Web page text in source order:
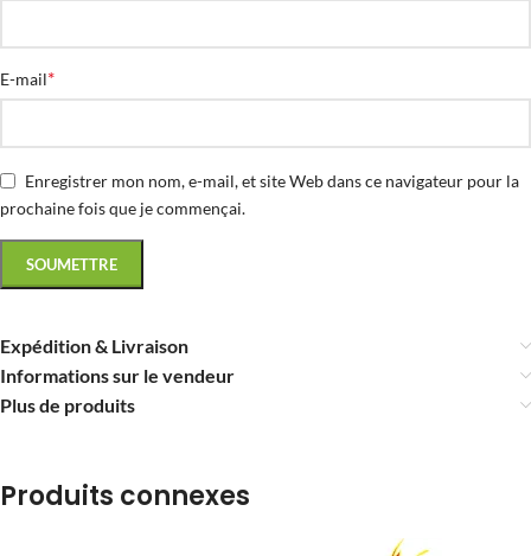
E-mail*
Enregistrer mon nom, e-mail, et site Web dans ce navigateur pour la
prochaine fois que je commençai.
Expédition & Livraison
Informations sur le vendeur
Plus de produits
Produits connexes